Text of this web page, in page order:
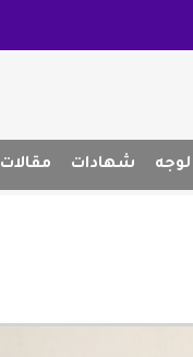
شهادات مقالات